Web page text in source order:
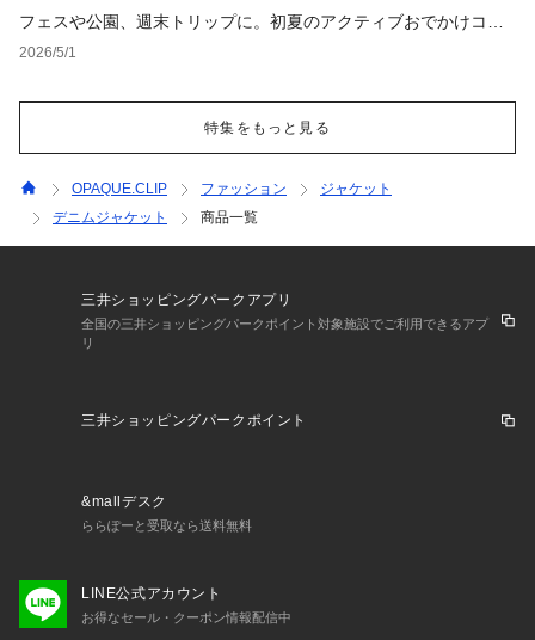
フェスや公園、週末トリップに。初夏のアクティブおでかけコー
デ4選
2026/5/1
特集をもっと見る
OPAQUE.CLIP ファッション
ジャケット
デニムジャケット
商品一覧
三井ショッピングパークアプリ
全国の三井ショッピングパークポイント対象施設でご利用できるアプ
リ
三井ショッピングパークポイント
&mallデスク
ららぽーと受取なら送料無料
LINE公式アカウント
お得なセール・クーポン情報配信中